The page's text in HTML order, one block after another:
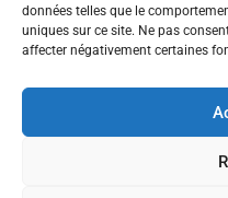
données telles que le
uniques sur ce site. Ne pas
affecter négativement certaines
•